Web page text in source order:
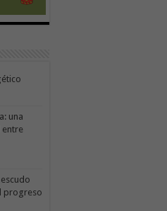
una
progreso